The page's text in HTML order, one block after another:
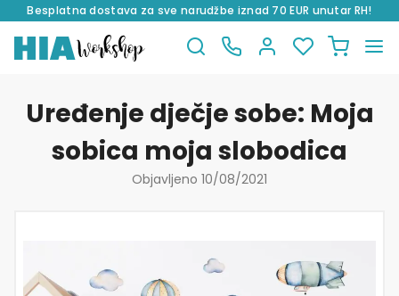
Besplatna dostava za sve narudžbe iznad 70 EUR unutar RH!
navigaciju
sadržaja
Uređenje dječje sobe: Moja
sobica moja slobodica
Objavljeno 10/08/2021